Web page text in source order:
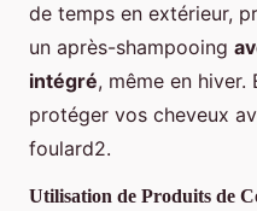
de temps en extérieur,
un après-shampooing
intégré, même en hiver.
protéger vos cheveux
foulard2.
Utilisation de Produits de